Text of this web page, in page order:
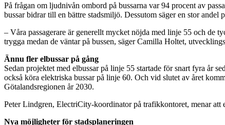
På frågan om ljudnivån ombord på bussarna var 94 procent av
bussar bidrar till en bättre stadsmiljö. Dessutom säger en stor
– Våra passagerare är generellt mycket nöjda med linje 55 och de
trygga medan de väntar på bussen, säger Camilla Holtet,
Ännu fler elbussar på gång
Sedan projektet med elbussar på linje 55 startade för snart fyra år
också köra elektriska bussar på linje 60. Och vid slutet av året
Götalandsregionen år 2030.
Peter Lindgren, ElectriCity-koordinator på trafikkontoret, menar att
Nya möjligheter för stadsplaneringen